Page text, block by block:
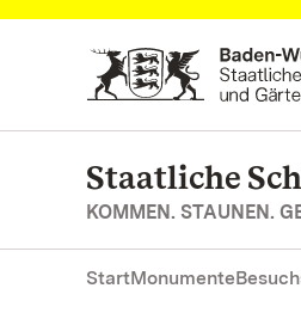
Zum Hauptinhalt springen
Staatliche
KOMMEN. STAUNEN.
StartMonumente